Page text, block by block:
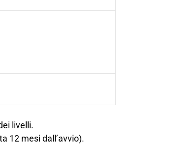
livelli.
12 mesi dall’avvio).